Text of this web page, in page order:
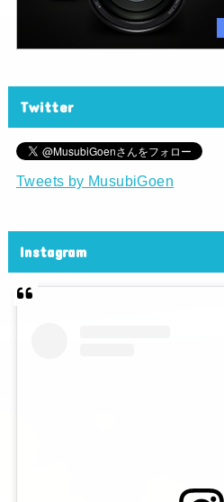
Twitter
Tweets by MusubiGoen
Instagram